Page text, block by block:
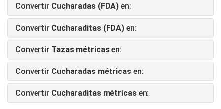
Convertir Cucharadas (FDA) en:
Convertir Cucharaditas (FDA) en:
Convertir Tazas métricas en:
Convertir Cucharadas métricas en:
Convertir Cucharaditas métricas en: